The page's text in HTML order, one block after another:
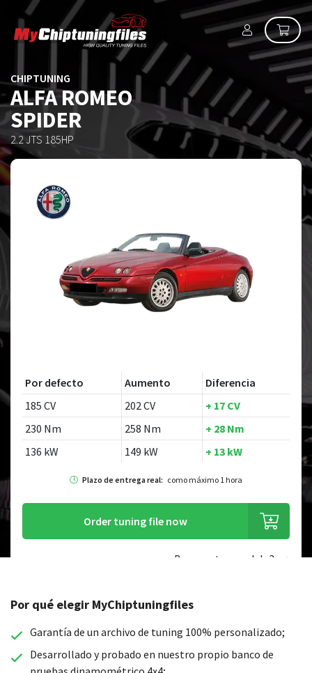
CHIPTUNING
ALFA ROMEO
SPIDER
2.2 JTS 185HP
Por defecto Aumento
Diferencia
185 CV
202 CV
+ 17 CV
230 Nm
258 Nm
+ 28 Nm
136 kW
149 kW + 13 kW
Plazo de entrega real: como máximo 1 hora
Order tuning file now
¿Buscas otro modelo?
Por qué elegir MyChiptuningfiles
Garantía de un archivo de tuning 100% personalizado;
Desarrollado y probado en nuestro propio banco de